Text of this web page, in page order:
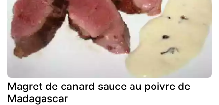
Magret de canard sauce au poivre de
Madagascar